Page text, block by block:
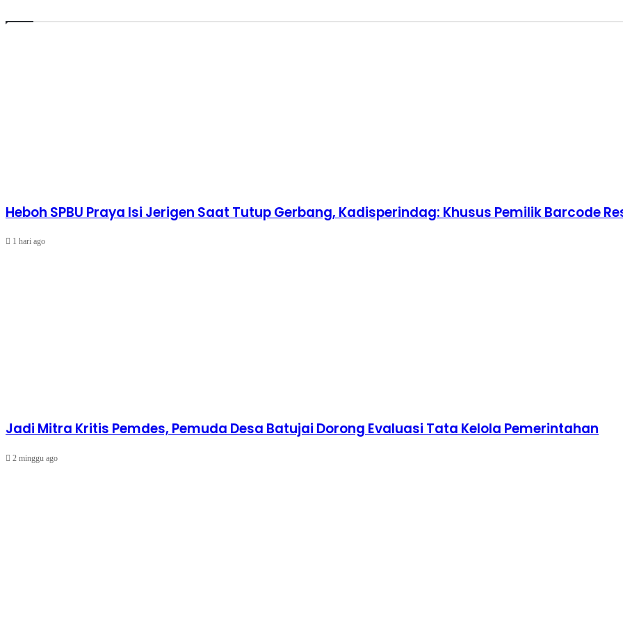
Heboh SPBU Praya Isi Jerigen Saat Tutup Gerbang, Kadisperindag: Khusus Pemilik Barcode
1 hari ago
Jadi Mitra Kritis Pemdes, Pemuda Desa Batujai Dorong Evaluasi Tata Kelola Pemerintahan
2 minggu ago